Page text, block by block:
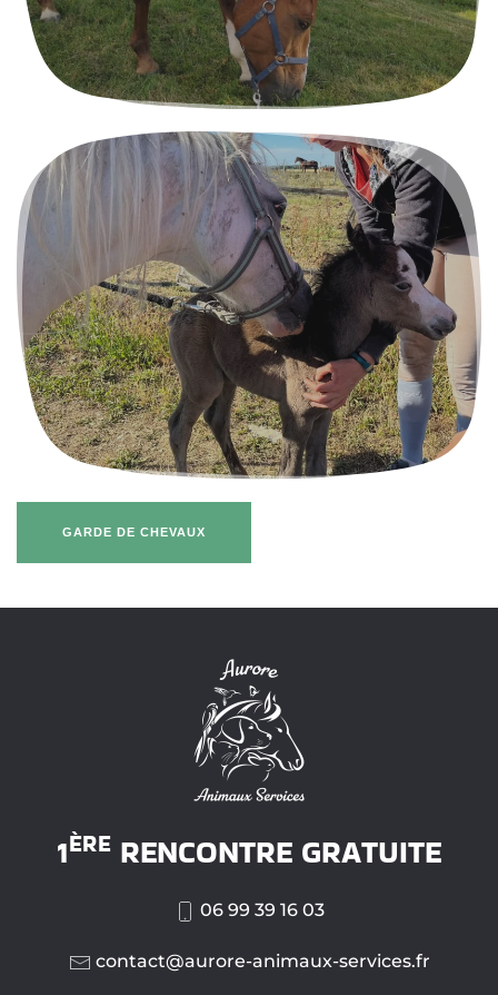
GARDE DE CHEVAUX
1ÈRE RENCONTRE GRATUITE
06 99 39 16 03
contact@aurore-animaux-services.fr